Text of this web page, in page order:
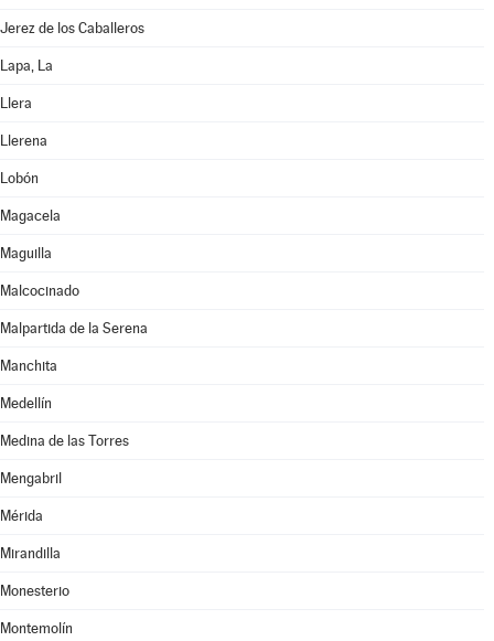
Jerez de los Caballeros
Lapa, La
Llera
Llerena
Lobón
Magacela
Maguilla
Malcocinado
Malpartida de la Serena
Manchita
Medellín
Medina de las Torres
Mengabril
Mérida
Mirandilla
Monesterio
Montemolín